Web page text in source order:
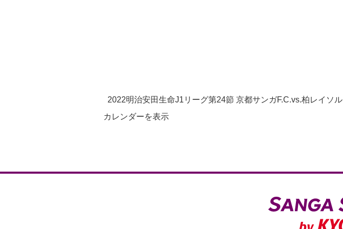
2022明治安田生命J1リーグ第24節 京都サンガF.C.vs.柏レイソル
カレンダーを表示